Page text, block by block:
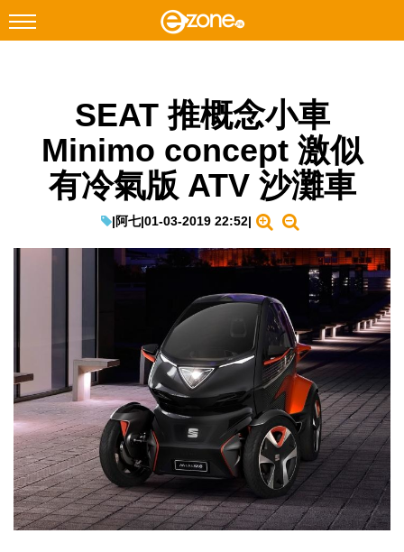
Facebook Instagram
科技焦點
網絡生活
教學評測
生成式AI與雲端應用
Enterprise Digital Transformation
特集
SEAT 推概念小車
Minimo concept 激似
有冷氣版 ATV 沙灘車
|阿七|01-03-2019 22:52|